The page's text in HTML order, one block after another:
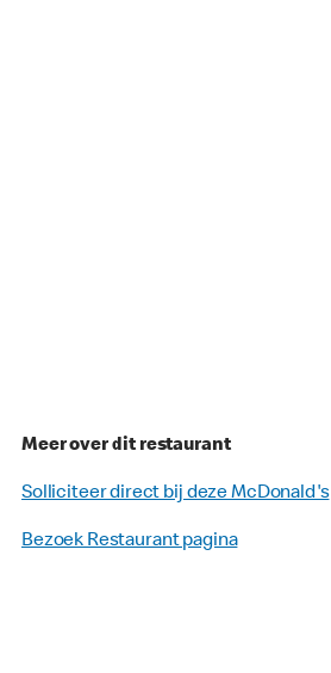
Meer over dit restaurant
Solliciteer direct bij deze McDonald's
Bezoek Restaurant pagina